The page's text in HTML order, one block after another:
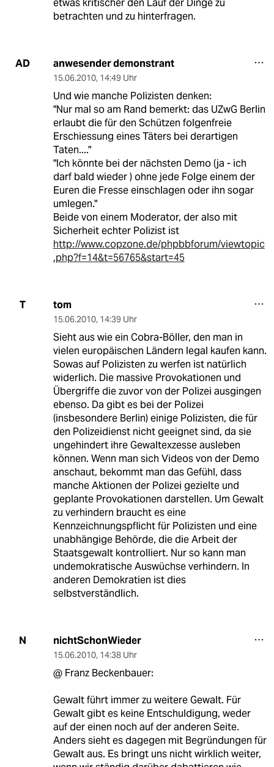
etwas kritischer den Lauf der Dinge zu
betrachten und zu hinterfragen.
AD anwesender demonstrant
15.06.2010, 14:49 Uhr
Und wie manche Polizisten denken:
"Nur mal so am Rand bemerkt: das UZwG Berlin
erlaubt die für den Schützen folgenfreie
Erschiessung eines Täters bei derartigen
Taten...."
"Ich könnte bei der nächsten Demo (ja - ich
darf bald wieder ) ohne jede Folge einem der
Euren die Fresse einschlagen oder ihn sogar
umlegen."
Beide von einem Moderator, der also mit
Sicherheit echter Polizist ist
http://www.copzone.de/phpbbforum/viewtopic
.php?f=14&t=56765&start=45
T tom
15.06.2010, 14:39 Uhr
Sieht aus wie ein Cobra-Böller, den man in
vielen europäischen Ländern legal kaufen kann.
Sowas auf Polizisten zu werfen ist natürlich
widerlich. Die massive Provokationen und
Übergriffe die zuvor von der Polizei ausgingen
ebenso. Da gibt es bei der Polizei
(insbesondere Berlin) einige Polizisten, die für
den Polizeidienst nicht geeignet sind, da sie
ungehindert ihre Gewaltexzesse ausleben
können. Wenn man sich Videos von der Demo
anschaut, bekommt man das Gefühl, dass
manche Aktionen der Polizei gezielte und
geplante Provokationen darstellen. Um Gewalt
zu verhindern braucht es eine
Kennzeichnungspflicht für Polizisten und eine
unabhängige Behörde, die die Arbeit der
Staatsgewalt kontrolliert. Nur so kann man
undemokratische Auswüchse verhindern. In
anderen Demokratien ist dies
selbstverständlich.
N nichtSchonWieder
15.06.2010, 14:38 Uhr
@ Franz Beckenbauer:
Gewalt führt immer zu weitere Gewalt. Für
Gewalt gibt es keine Entschuldigung, weder
auf der einen noch auf der anderen Seite.
Anders sieht es dagegen mit Begründungen für
Gewalt aus. Es bringt uns nicht wirklich weiter,